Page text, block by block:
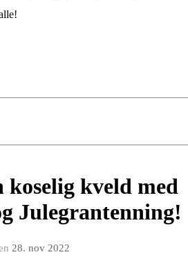
koselig kveld med
Julegrantenning!
28. nov 2022